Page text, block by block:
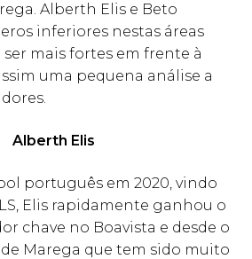
Alberth Elis e Beto
inferiores nestas áreas
mais fortes em frente à
uma pequena análise a
Alberth Elis
português em 2020, vindo
Elis rapidamente ganhou o
chave no Boavista e desde o
Marega que tem sido muito